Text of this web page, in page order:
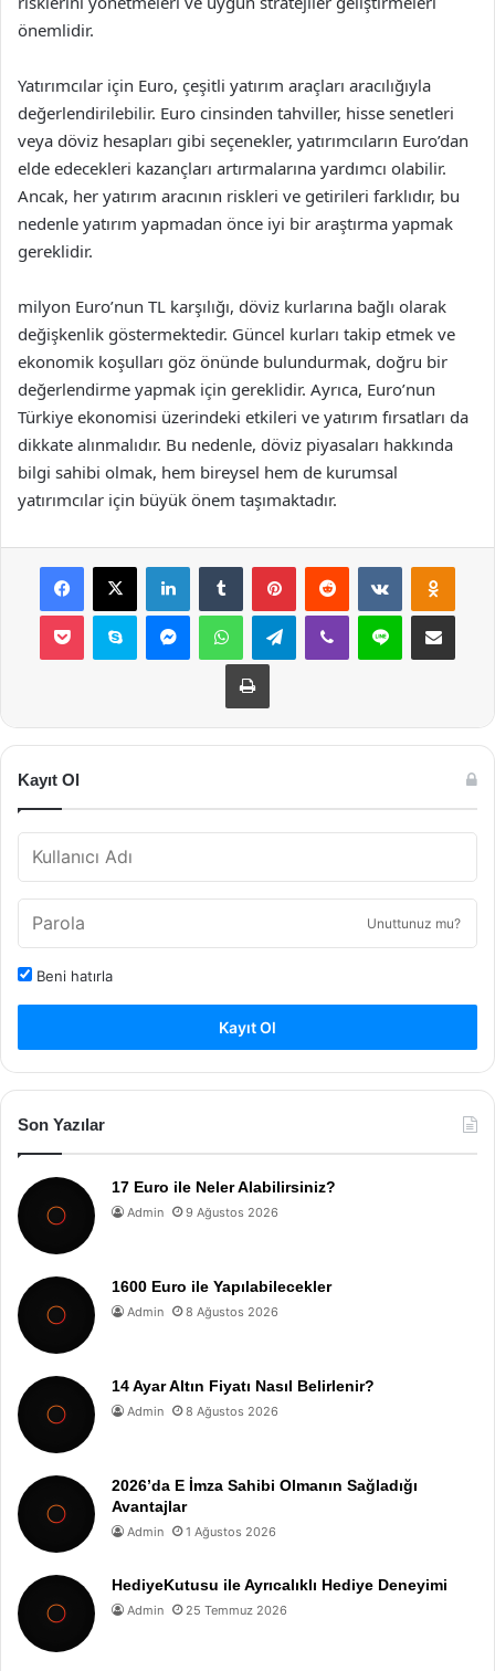
önemlidir.
Yatırımcılar için Euro, çeşitli yatırım araçları aracılığıyla
değerlendirilebilir. Euro cinsinden tahviller, hisse senetleri
veya döviz hesapları gibi seçenekler, yatırımcıların Euro’dan
elde edecekleri kazançları artırmalarına yardımcı olabilir.
Ancak, her yatırım aracının riskleri ve getirileri farklıdır, bu
nedenle yatırım yapmadan önce iyi bir araştırma yapmak
gereklidir.
milyon Euro’nun TL karşılığı, döviz kurlarına bağlı olarak
değişkenlik göstermektedir. Güncel kurları takip etmek ve
ekonomik koşulları göz önünde bulundurmak, doğru bir
değerlendirme yapmak için gereklidir. Ayrıca, Euro’nun
Türkiye ekonomisi üzerindeki etkileri ve yatırım fırsatları da
dikkate alınmalıdır. Bu nedenle, döviz piyasaları hakkında
bilgi sahibi olmak, hem bireysel hem de kurumsal
yatırımcılar için büyük önem taşımaktadır.
Facebook
X LinkedInTumblr PinterestReddit VKontakte
Pocket Skype MessengerWhatsAppTelegramViber Line E-Posta ile
Yazdır
Kayıt Ol
Unuttunuz mu?
Beni hatırla
Kayıt Ol
Son Yazılar
17 Euro ile Neler Alabilirsiniz?
Admin 9 Ağustos 2026
1600 Euro ile Yapılabilecekler
Admin 8 Ağustos 2026
14 Ayar Altın Fiyatı Nasıl Belirlenir?
Admin 8 Ağustos 2026
2026’da E İmza Sahibi Olmanın Sağladığı
Avantajlar
Admin 1 Ağustos 2026
HediyeKutusu ile Ayrıcalıklı Hediye Deneyimi
Admin 25 Temmuz 2026